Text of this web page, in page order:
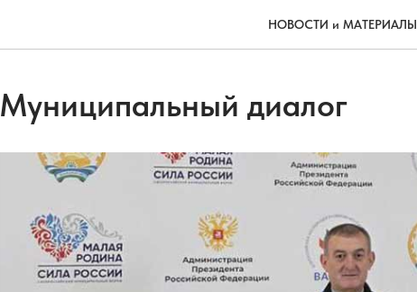
НОВОСТИ и МАТЕРИАЛЫ
Муниципальный диалог